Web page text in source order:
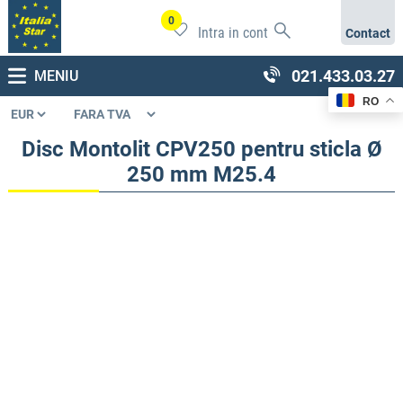
0
Intra in cont Contact
MENIU 021.433.03.27
Disc Montolit CPV250 pentru sticla Ø
250 mm M25.4
RO